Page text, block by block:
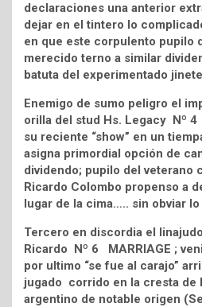
declaraciones una anterior
dejar en el tintero lo
en que este corpulento pupilo
merecido terno a similar
batuta del experimentado
Enemigo de sumo peligro el
orilla del stud Hs. Legacy Nº
su reciente “show” en un
asigna primordial opción de
dividendo; pupilo del veterano
Ricardo Colombo propenso a
lugar de la cima….. sin obviar
Tercero en discordia el
Ricardo Nº 6 MARRIAGE ;
por ultimo “se fue al carajo”
jugado corrido en la cresta de
argentino de notable origen